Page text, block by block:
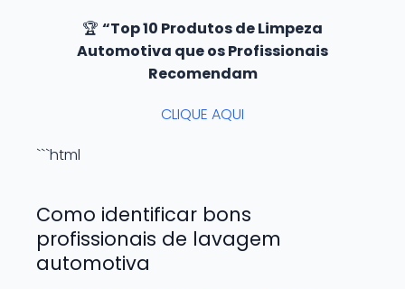
🏆 “Top 10 Produtos de Limpeza
Automotiva que os Profissionais
Recomendam
CLIQUE AQUI
```html
Como identificar bons
profissionais de lavagem
automotiva